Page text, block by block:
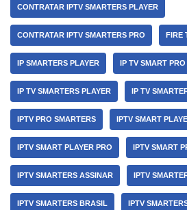
CONTRATAR IPTV SMARTERS PLAYER
CONTRATAR IPTV SMARTERS PRO FIRE
IP SMARTERS PLAYER IP TV SMART PRO
IP TV SMARTERS PLAYER IP TV
IPTV PRO SMARTERS IPTV SMART
IPTV SMART PLAYER PRO IPTV SMART
IPTV SMARTERS ASSINAR IPTV
IPTV SMARTERS BRASIL IPTV